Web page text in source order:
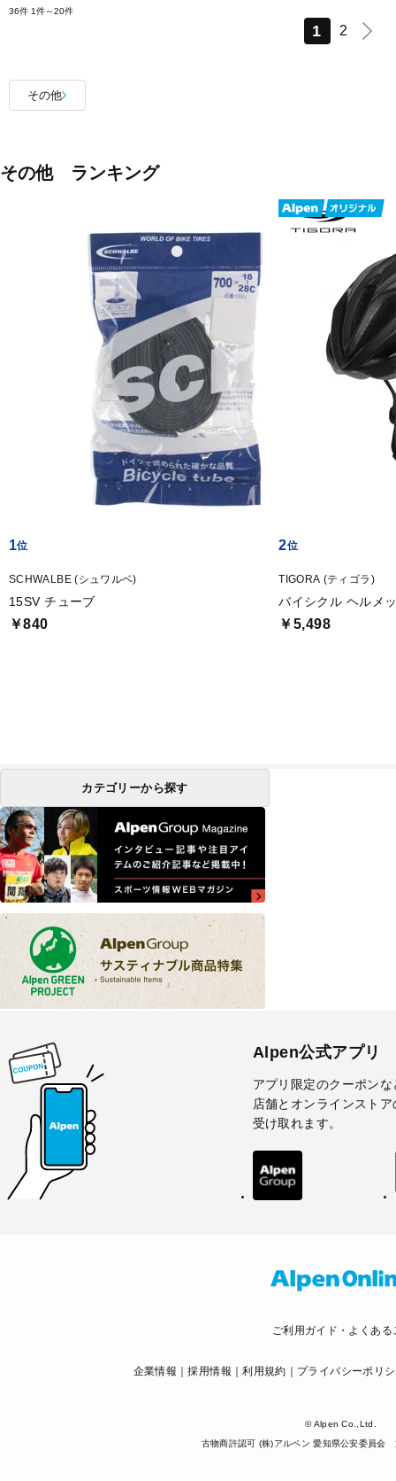
36件 1件～20件
1 2
その他
その他 ランキング
1
SCHWALBE (シュワルベ)
15SV チューブ
￥840
2
TIGORA (ティゴラ)
バイシクル ヘルメ
￥5,498
カテゴリーから探す
Alpen公式アプリ
アプリ限定のクーポンな
店舗とオンラインスト
受け取れます。
ご利用ガイド・よくある
企業情報 採用情報 利用規約 プライバシーポリ
© Alpen Co.,Ltd.
古物商許認可 (株)アルペン 愛知県公安委員